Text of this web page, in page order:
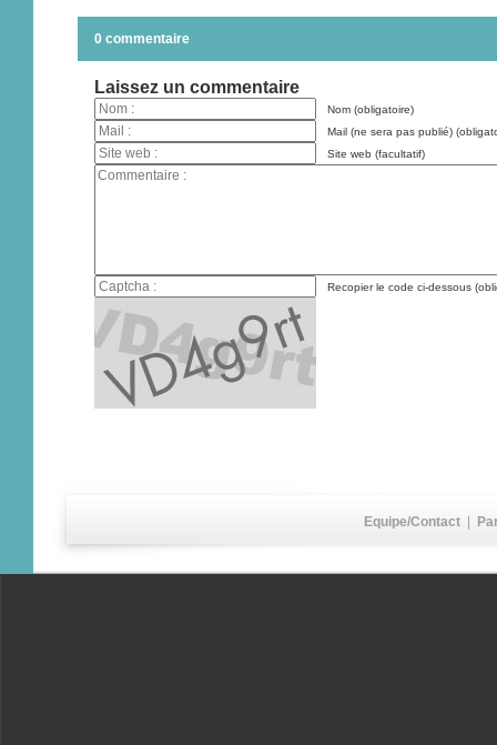
0 commentaire
Laissez un commentaire
Nom (obligatoire)
Mail (ne sera pas publié)
Site web (facultatif)
Recopier le code ci-dessous
Equipe/Contact